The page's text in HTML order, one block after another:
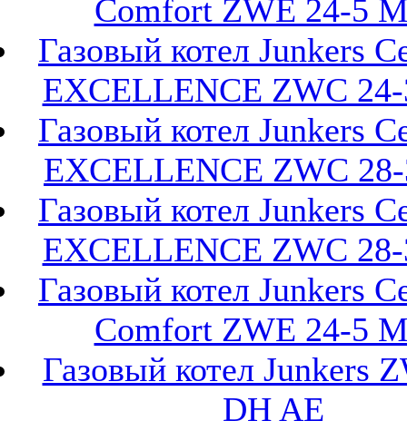
Comfort ZWE 24-5
Газовый котел Junkers
EXCELLENCE ZWC
Газовый котел Junkers
EXCELLENCE ZWC
Газовый котел Junkers
EXCELLENCE ZWC
Газовый котел Junkers
Comfort ZWE 24-5
Газовый котел Junkers
DH AE